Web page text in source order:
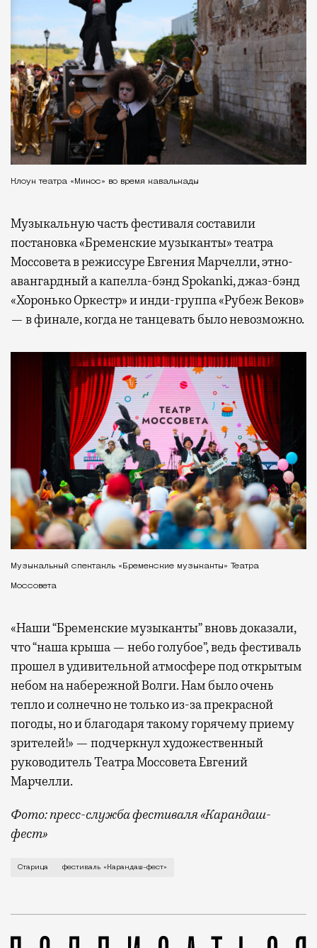
Клоун театра «Микос» во время кавалькады
Музыкальную часть фестиваля составили
постановка «Бременские музыканты» театра
Моссовета в режиссуре Евгения Марчелли, этно-
авангардный а капелла-бэнд Spokanki, джаз-бэнд
«Хоронько Оркестр» и инди-группа «Рубеж Веков»
— в финале, когда не танцевать было невозможно.
Музыкальный спектакль «Бременские музыканты» Театра
Моссовета
«Наши “Бременские музыканты” вновь доказали,
что “наша крыша — небо голубое”, ведь фестиваль
прошел в удивительной атмосфере под открытым
небом на набережной Волги. Нам было очень
тепло и солнечно не только из-за прекрасной
погоды, но и благодаря такому горячему приему
зрителей!» — подчеркнул художественный
руководитель Театра Моссовета Евгений
Марчелли.
Фото: пресс-служба фестиваля «Карандаш-
фест»
В минувший уикенд маленькая Старица в
Старица фестиваль «Карандаш-фест»